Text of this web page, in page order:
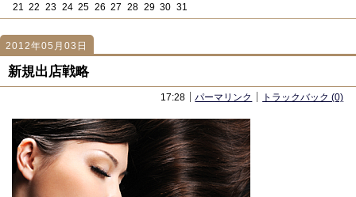
21 22 23 24 25 26 27 28 29 30 31
2012年05月03日
新規出店戦略
17:28 パーマリンク トラックバック (0)
「プランナーT君ネタ まとめ」
「香港の夜景」